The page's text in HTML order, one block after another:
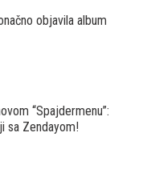
objavila album
“Spajdermenu”:
sa Zendayom!